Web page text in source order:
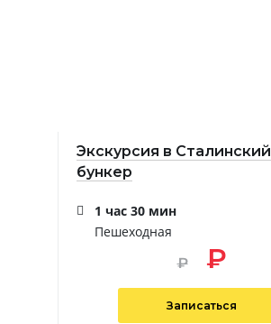
Экскурсия в Сталинский
бункер
₽ ₽
Записаться
1 час 30 мин
Пешеходная